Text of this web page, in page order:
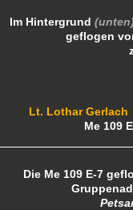
Im Hintergrund
geflogen
Lt. Lothar Gerlach
Me 109
Die Me 109 E-7